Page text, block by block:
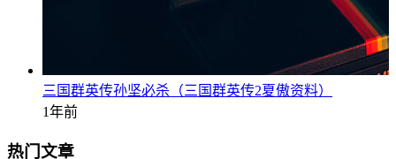
三国群英传孙坚必杀（三国群英传2夏傲资料）
1年前
热门文章